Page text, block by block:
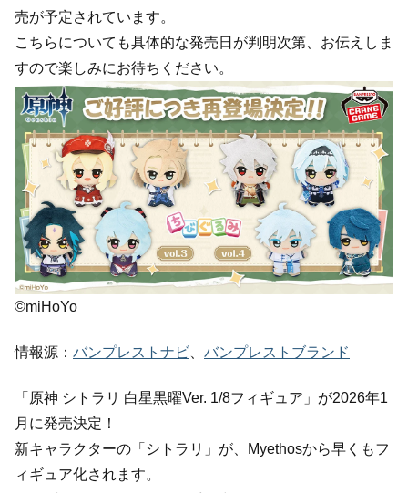
売が予定されています。
こちらについても具体的な発売日が判明次第、お伝えしま
すので楽しみにお待ちください。
©miHoYo
情報源： バンプレストナビ バンプレストブランド
「原神 シトラリ 白星黒曜Ver. 1/8フィギュア」が2026年1
月に発売決定！
新キャラクターの「シトラリ」が、Myethosから早くもフ
ィギュア化されます。